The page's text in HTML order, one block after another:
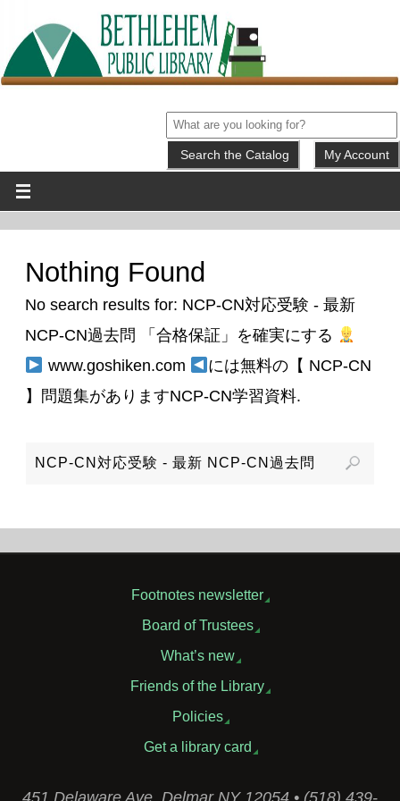
My Account
Nothing Found
No search results for: NCP-CN対応受験 - 最新
NCP-CN過去問 「合格保証」を確実にする
www.goshiken.com
には無料の【 NCP-CN
】問題集がありますNCP-CN学習資料.
Footnotes newsletter
Board of Trustees
What’s new
Friends of the Library
Policies
Get a library card
451 Delaware Ave, Delmar NY 12054 • (518) 439-